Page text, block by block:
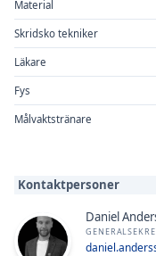
Material
Skridsko tekniker
Läkare
Fys
Målvaktstränare
Kontaktpersoner
Daniel